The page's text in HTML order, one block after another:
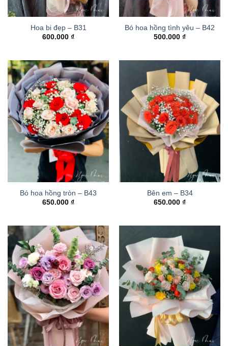
Hoa bi đẹp – B31
600.000 ₫
Bó hoa hồng tình yêu – B42
500.000 ₫
Bó hoa hồng tròn – B43
650.000 ₫
Bên em – B34
650.000 ₫